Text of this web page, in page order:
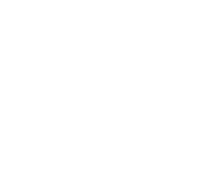
Air Memory